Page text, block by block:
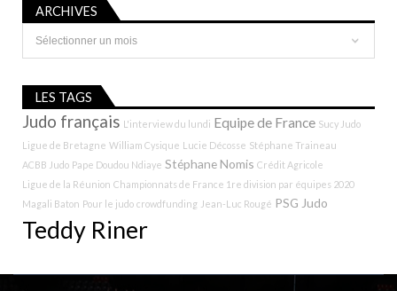
ARCHIVES
Archives
LES TAGS
Judo français L'interview du lundi Equipe de France Sucy Judo
Ligue de Bretagne William Cysique Lucie Décosse Stéphane Traineau
ACBB Judo Pape Doudou Ndiaye Stéphane Nomis Crédit Agricole
Ligue de la Réunion Championnats de France 1re division par équipes 2020
Magali Baton Pour le judo crowdfunding Jean-Luc Rougé PSG Judo
Teddy Riner